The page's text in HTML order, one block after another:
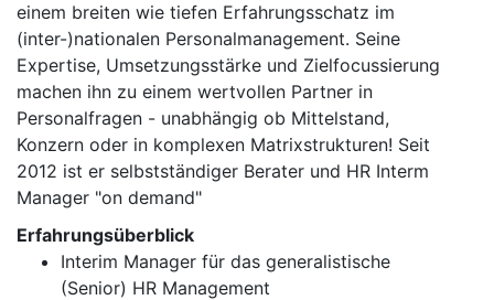
einem breiten wie tiefen Erfahrungsschatz im
(inter-)nationalen Personalmanagement. Seine
Expertise, Umsetzungsstärke und Zielfocussierung
machen ihn zu einem wertvollen Partner in
Personalfragen - unabhängig ob Mittelstand,
Konzern oder in komplexen Matrixstrukturen! Seit
2012 ist er selbstständiger Berater und HR Interm
Manager "on demand"
Erfahrungsüberblick
Interim Manager für das generalistische
(Senior) HR Management